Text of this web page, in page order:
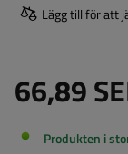
Lägg till för att
66,89
Produkten i